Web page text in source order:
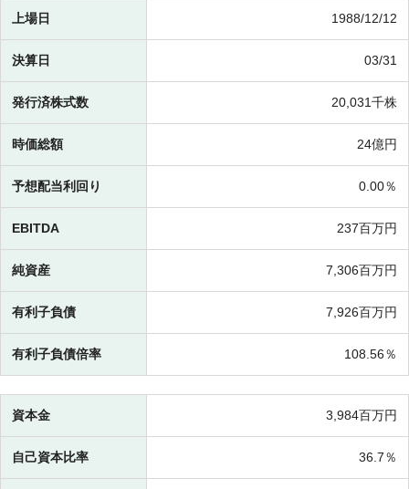
上場日 1988/12/12
決算日 03/31
発行済株式数 20,031千株
時価総額 24億円
予想配当利回り 0.00％
EBITDA 237百万円
純資産 7,306百万円
有利子負債 7,926百万円
有利子負債倍率 108.56％
資本金 3,984百万円
自己資本比率 36.7％